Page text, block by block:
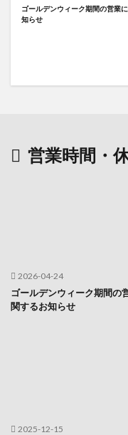
ゴールデンウィーク期間の営業
知らせ
営業時間・
2026-04-24
ゴールデンウィーク期間の
関するお知らせ
2025-12-15